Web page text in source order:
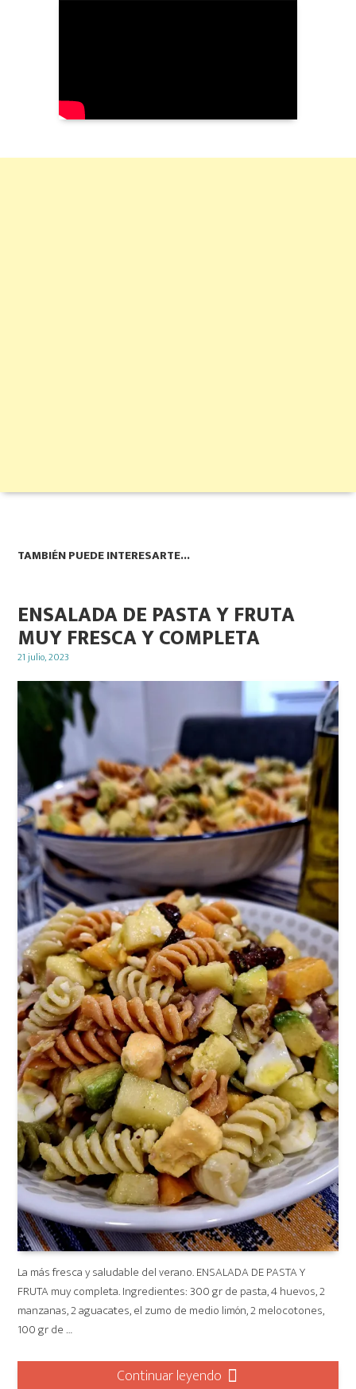
TAMBIÉN PUEDE INTERESARTE...
ENSALADA DE PASTA Y FRUTA
MUY FRESCA Y COMPLETA
Posted
21 julio, 2023
La más fresca y saludable del verano. ENSALADA DE PASTA Y
FRUTA muy completa. Ingredientes: 300 gr de pasta, 4 huevos, 2
manzanas, 2 aguacates, el zumo de medio limón, 2 melocotones,
100 gr de …
Continuar leyendo